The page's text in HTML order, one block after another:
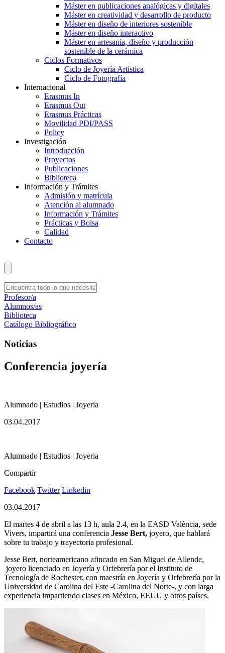
Máster en publicaciones analógicas y digitales
Máster en creatividad y desarrollo de producto
Máster en diseño de interiores sostenible
Máster en diseño interactivo
Máster en artesanía, diseño y producción
sostenible de la cerámica
Ciclos Formativos
Ciclo de Joyería Artística
Ciclo de Fotografía
Internacional
Erasmus In
Erasmus Out
Erasmus Prácticas
Movilidad PDI/PASS
Policy
Investigación
Introducción
Proyectos
Publicaciones
Biblioteca
Información y Trámites
Admisión y matrícula
Atención al alumnado
Información y Trámites
Prácticas y Bolsa
Calidad
Contacto
Profesor/a
Alumnos/as
Biblioteca
Catálogo Bibliográfico
Noticias
Conferencia joyería
Alumnado | Estudios | Joyeria
03.04.2017
Alumnado | Estudios | Joyeria
Compartir
Facebook Twitter Linkedin
03.04.2017
El martes 4 de abril a las 13 h, aula 2.4, en la EASD València, sede
Vivers, impartirá una conferencia Jesse Bert, joyero, que hablará
sobre tu trabajo y trayectoria profesional.
Jesse Bert, norteamericano afincado en San Miguel de Allende,
joyero licenciado en Joyería y Orfebrería por el Instituto de
Tecnología de Rochester, con maestría en Joyería y Orfebrería por la
Universidad de Carolina del Este -Carolina del Norte-, y con larga
experiencia impartiendo clases en México, EEUU y otros países.